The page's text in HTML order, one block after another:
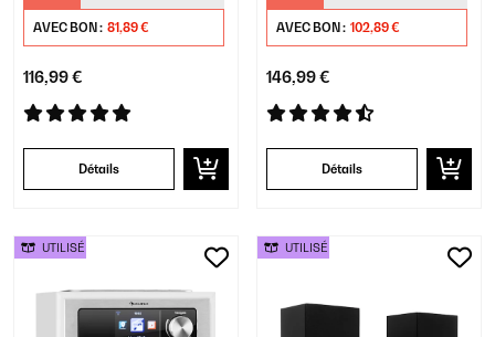
AVEC BON : 81,89 €
116,99 €
Détails
AVEC BON : 102,89 €
146,99 €
Détails
UTILISÉ UTILISÉ